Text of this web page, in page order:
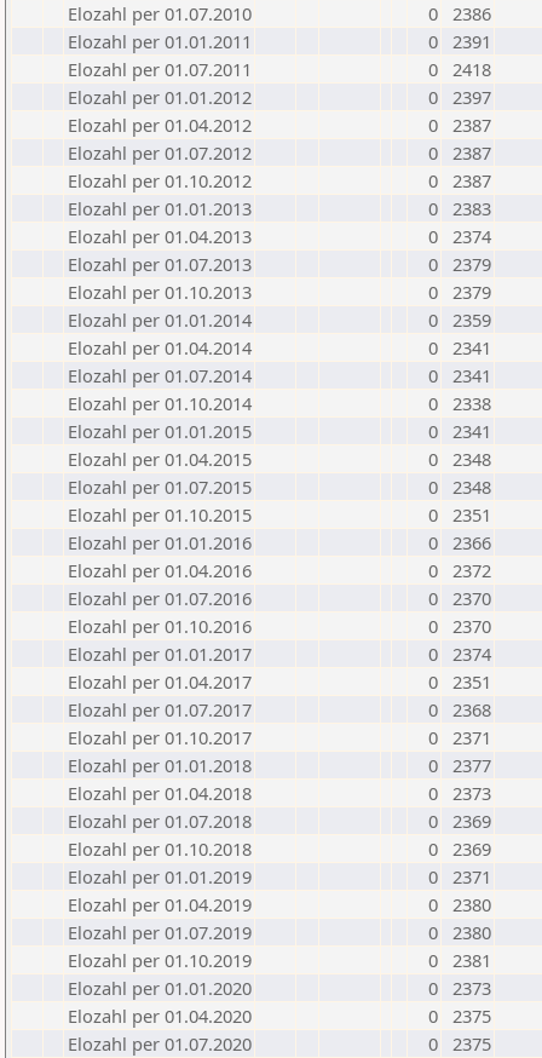
Elozahl per 01.07.2010
0 2386
Elozahl per 01.01.2011
0 2391
Elozahl per 01.07.2011
0 2418
Elozahl per 01.01.2012
0 2397
Elozahl per 01.04.2012
0 2387
Elozahl per 01.07.2012
0 2387
Elozahl per 01.10.2012
0 2387
Elozahl per 01.01.2013
0 2383
Elozahl per 01.04.2013
0 2374
Elozahl per 01.07.2013
0 2379
Elozahl per 01.10.2013
0 2379
Elozahl per 01.01.2014
0 2359
Elozahl per 01.04.2014
0 2341
Elozahl per 01.07.2014
0 2341
Elozahl per 01.10.2014
0 2338
Elozahl per 01.01.2015
0 2341
Elozahl per 01.04.2015
0 2348
Elozahl per 01.07.2015
0 2348
Elozahl per 01.10.2015
0 2351
Elozahl per 01.01.2016
0 2366
Elozahl per 01.04.2016
0 2372
Elozahl per 01.07.2016
0 2370
Elozahl per 01.10.2016
0 2370
Elozahl per 01.01.2017
0 2374
Elozahl per 01.04.2017
0 2351
Elozahl per 01.07.2017
0 2368
Elozahl per 01.10.2017
0 2371
Elozahl per 01.01.2018
0 2377
Elozahl per 01.04.2018
0 2373
Elozahl per 01.07.2018
0 2369
Elozahl per 01.10.2018
0 2369
Elozahl per 01.01.2019
0 2371
Elozahl per 01.04.2019
0 2380
Elozahl per 01.07.2019
0 2380
Elozahl per 01.10.2019
0 2381
Elozahl per 01.01.2020
0 2373
Elozahl per 01.04.2020
0 2375
Elozahl per 01.07.2020
0 2375